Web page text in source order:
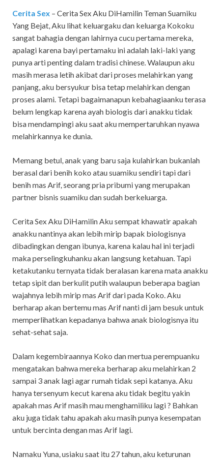
Cerita Sex – Cerita Sex Aku DiHamilin Teman Suamiku
Yang Bejat, Aku lihat keluargaku dan keluarga Kokoku
sangat bahagia dengan lahirnya cucu pertama mereka,
apalagi karena bayi pertamaku ini adalah laki-laki yang
punya arti penting dalam tradisi chinese. Walaupun aku
masih merasa letih akibat dari proses melahirkan yang
panjang, aku bersyukur bisa tetap melahirkan dengan
proses alami. Tetapi bagaimanapun kebahagiaanku terasa
belum lengkap karena ayah biologis dari anakku tidak
bisa mendampingi aku saat aku mempertaruhkan nyawa
melahirkannya ke dunia.
Memang betul, anak yang baru saja kulahirkan bukanlah
berasal dari benih koko atau suamiku sendiri tapi dari
benih mas Arif, seorang pria pribumi yang merupakan
partner bisnis suamiku dan sudah berkeluarga.
Cerita Sex Aku DiHamilin Aku sempat khawatir apakah
anakku nantinya akan lebih mirip bapak biologisnya
dibadingkan dengan ibunya, karena kalau hal ini terjadi
maka perselingkuhanku akan langsung ketahuan. Tapi
ketakutanku ternyata tidak beralasan karena mata anakku
tetap sipit dan berkulit putih walaupun beberapa bagian
wajahnya lebih mirip mas Arif dari pada Koko. Aku
berharap akan bertemu mas Arif nanti di jam besuk untuk
memperlihatkan kepadanya bahwa anak biologisnya itu
sehat-sehat saja.
Dalam kegembiraannya Koko dan mertua perempuanku
mengatakan bahwa mereka berharap aku melahirkan 2
sampai 3 anak lagi agar rumah tidak sepi katanya. Aku
hanya tersenyum kecut karena aku tidak begitu yakin
apakah mas Arif masih mau menghamiliku lagi ? Bahkan
aku juga tidak tahu apakah aku masih punya kesempatan
untuk bercinta dengan mas Arif lagi.
Namaku Yuna, usiaku saat itu 27 tahun, aku keturunan